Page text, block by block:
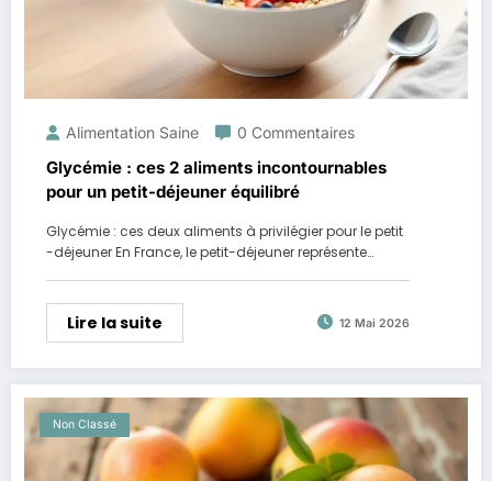
Alimentation Saine 0 Commentaires
Glycémie : ces 2 aliments incontournables
pour un petit-déjeuner équilibré
Glycémie : ces deux aliments à privilégier pour le petit
-déjeuner En France, le petit-déjeuner représente…
Lire la suite 12 Mai 2026
Non Classé